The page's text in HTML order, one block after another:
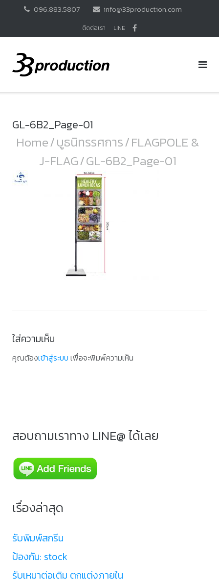
096.883.5807 info@33production.com
ติดต่อเรา LINE
GL-6B2_Page-01
Home/บูธนิทรรศการ/FLAGPOLE &
J-FLAG/GL-6B2_Page-01
ใส่ความเห็น
คุณต้องเข้าสู่ระบบ เพื่อจะพิมพ์ความเห็น
สอบถามเราทาง LINE@ ได้เลย
เรื่องล่าสุด
รับพิมพ์สกรีน
ป้องกัน: stock
รับเหมาต่อเติม ตกแต่งภายใน